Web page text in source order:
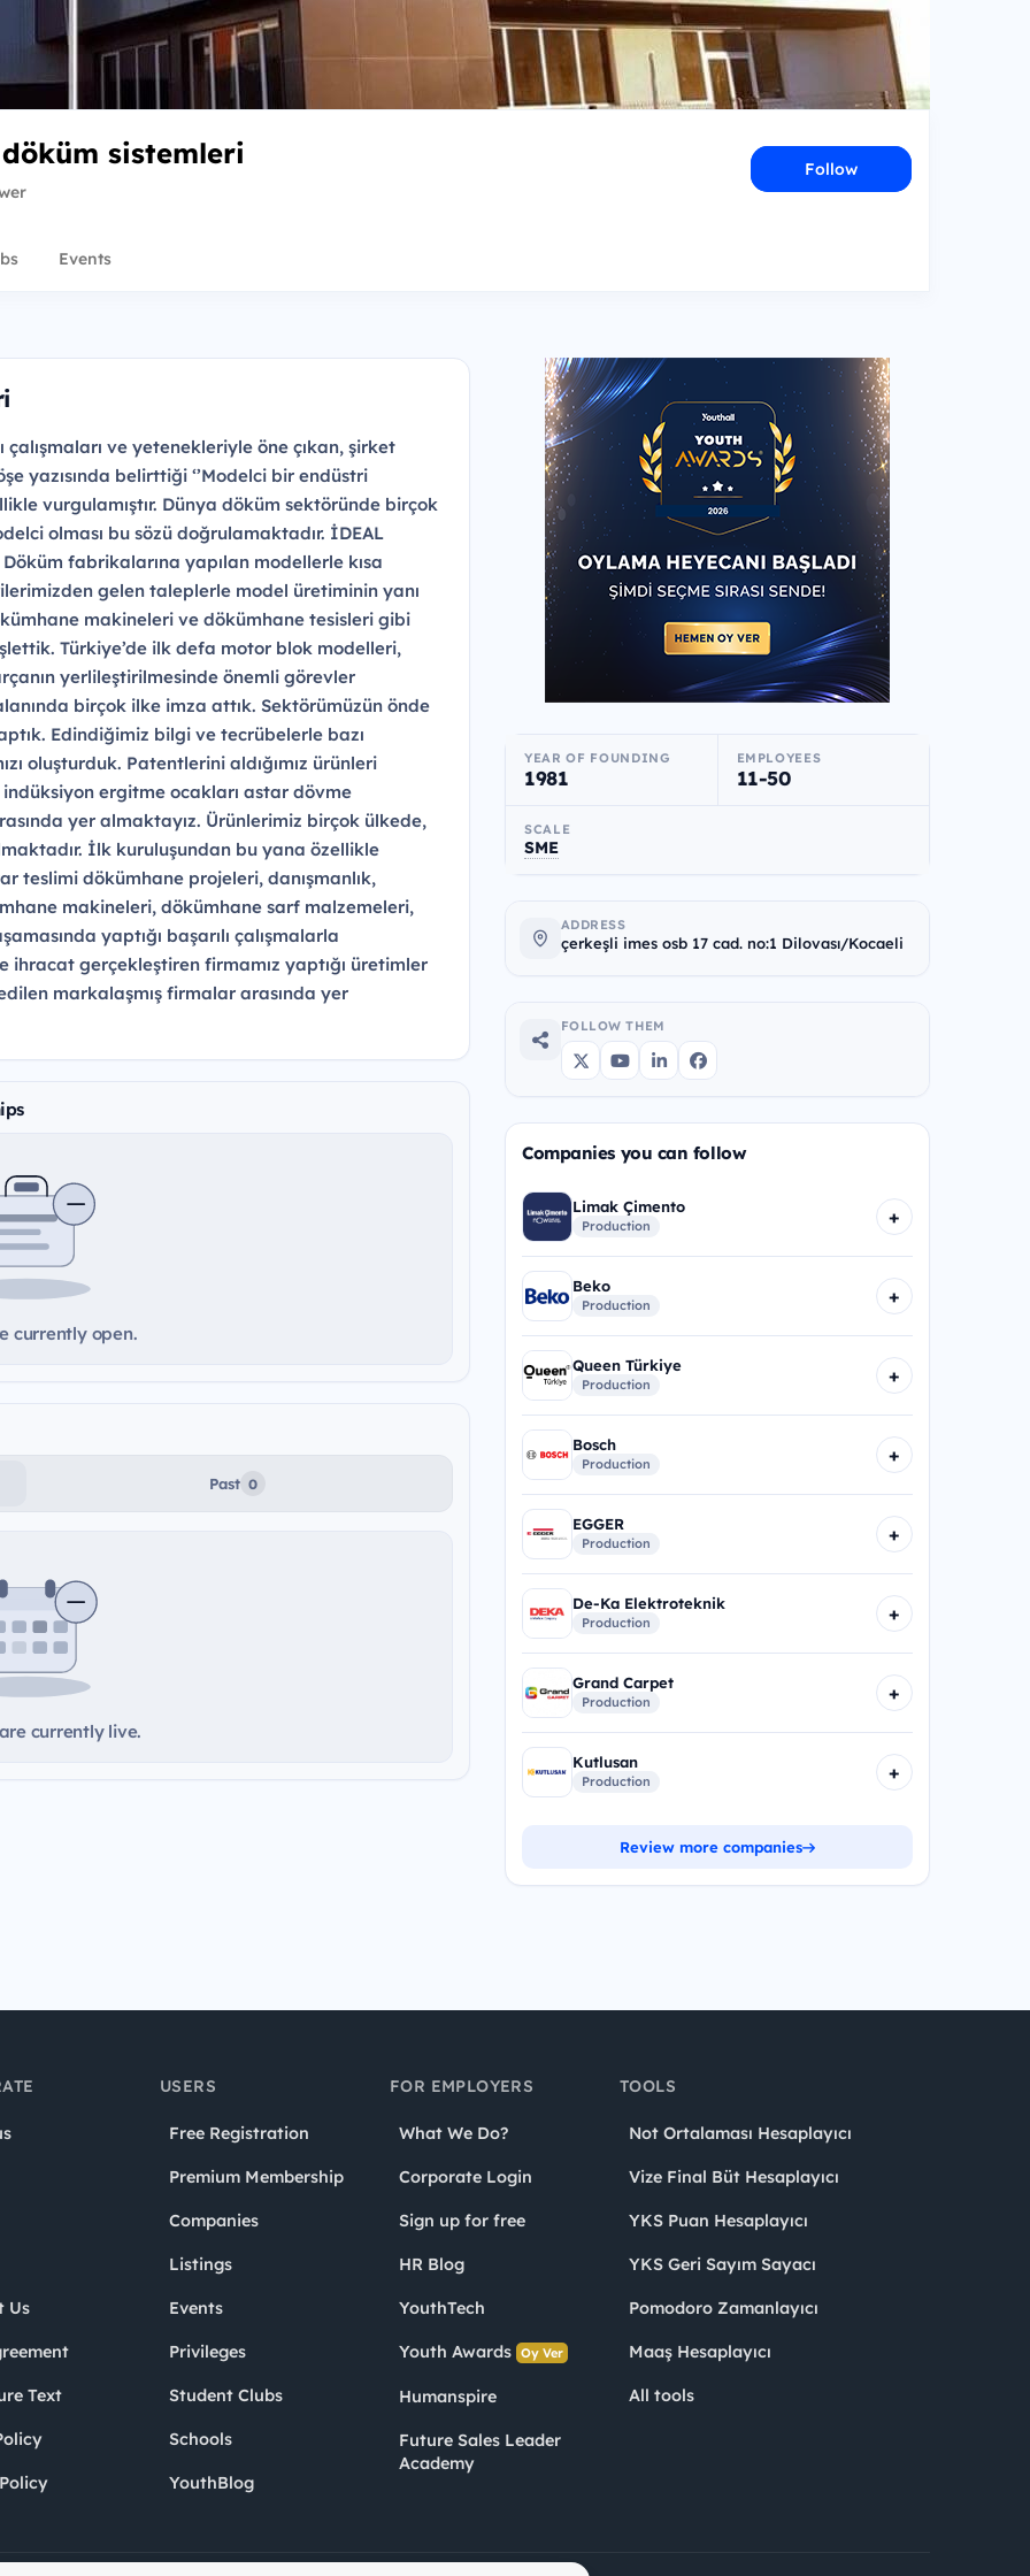
sistemleri Follow
Events
ve yetenekleriyle öne çıkan, şirket
yazısında belirttiği ‘’Modelci bir endüstri
vurgulamıştır. Dünya döküm sektöründe birçok
olması bu sözü doğrulamaktadır. İDEAL
fabrikalarına yapılan modellerle kısa
gelen taleplerle model üretiminin yanı
makineleri ve dökümhane tesisleri gibi
Türkiye’de ilk defa motor blok modelleri,
yerlileştirilmesinde önemli görevler
birçok ilke imza attık. Sektörümüzün önde
Edindiğimiz bilgi ve tecrübelerle bazı
oluşturduk. Patentlerini aldığımız ürünleri
ergitme ocakları astar dövme
yer almaktayız. Ürünlerimiz birçok ülkede,
İlk kuruluşundan bu yana özellikle
teslimi dökümhane projeleri, danışmanlık,
makineleri, dökümhane sarf malzemeleri,
yaptığı başarılı çalışmalarla
ihracat gerçekleştiren firmamız yaptığı üretimler
markalaşmış firmalar arasında yer
currently open.
Past 0
currently live.
YEAR OF FOUNDING
1981
EMPLOYEES
11-50
SCALE
SME
ADDRESS
çerkeşli imes osb 17 cad. no:1 Dilovası/Kocaeli
FOLLOW THEM
Companies you can follow
Limak Çimento
Production +
Beko
Production +
Queen Türkiye
Production +
Bosch
Production +
EGGER
Production +
De-Ka Elektroteknik
Production +
Grand Carpet
Production +
Kutlusan
Production +
Review more companies
Us
Text
USERS
Free Registration
Premium Membership
Companies
Listings
Events
Privileges
Student Clubs
Schools
YouthBlog
FOR EMPLOYERS
What We Do?
Corporate Login
Sign up for free
HR Blog
YouthTech
Youth Awards Oy Ver
Humanspire
Future Sales Leader
Academy
TOOLS
Not Ortalaması Hesaplayıcı
Vize Final Büt Hesaplayıcı
YKS Puan Hesaplayıcı
YKS Geri Sayım Sayacı
Pomodoro Zamanlayıcı
Maaş Hesaplayıcı
All tools